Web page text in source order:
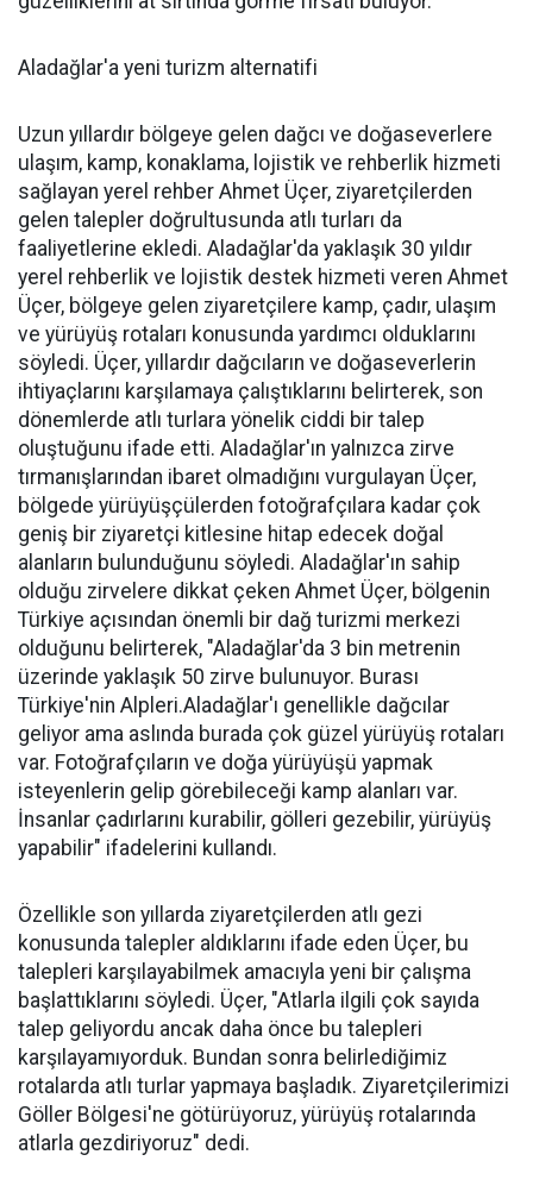
Aladağlar'a yeni turizm alternatifi
Uzun yıllardır bölgeye gelen dağcı ve doğaseverlere
ulaşım, kamp, konaklama, lojistik ve rehberlik hizmeti
sağlayan yerel rehber Ahmet Üçer, ziyaretçilerden
gelen talepler doğrultusunda atlı turları da
faaliyetlerine ekledi. Aladağlar'da yaklaşık 30 yıldır
yerel rehberlik ve lojistik destek hizmeti veren Ahmet
Üçer, bölgeye gelen ziyaretçilere kamp, çadır, ulaşım
ve yürüyüş rotaları konusunda yardımcı olduklarını
söyledi. Üçer, yıllardır dağcıların ve doğaseverlerin
ihtiyaçlarını karşılamaya çalıştıklarını belirterek, son
dönemlerde atlı turlara yönelik ciddi bir talep
oluştuğunu ifade etti. Aladağlar'ın yalnızca zirve
tırmanışlarından ibaret olmadığını vurgulayan Üçer,
bölgede yürüyüşçülerden fotoğrafçılara kadar çok
geniş bir ziyaretçi kitlesine hitap edecek doğal
alanların bulunduğunu söyledi. Aladağlar'ın sahip
olduğu zirvelere dikkat çeken Ahmet Üçer, bölgenin
Türkiye açısından önemli bir dağ turizmi merkezi
olduğunu belirterek, "Aladağlar'da 3 bin metrenin
üzerinde yaklaşık 50 zirve bulunuyor. Burası
Türkiye'nin Alpleri.Aladağlar'ı genellikle dağcılar
geliyor ama aslında burada çok güzel yürüyüş rotaları
var. Fotoğrafçıların ve doğa yürüyüşü yapmak
isteyenlerin gelip görebileceği kamp alanları var.
İnsanlar çadırlarını kurabilir, gölleri gezebilir, yürüyüş
yapabilir" ifadelerini kullandı.
Özellikle son yıllarda ziyaretçilerden atlı gezi
konusunda talepler aldıklarını ifade eden Üçer, bu
talepleri karşılayabilmek amacıyla yeni bir çalışma
başlattıklarını söyledi. Üçer, "Atlarla ilgili çok sayıda
talep geliyordu ancak daha önce bu talepleri
karşılayamıyorduk. Bundan sonra belirlediğimiz
rotalarda atlı turlar yapmaya başladık. Ziyaretçilerimizi
Göller Bölgesi'ne götürüyoruz, yürüyüş rotalarında
atlarla gezdiriyoruz" dedi.